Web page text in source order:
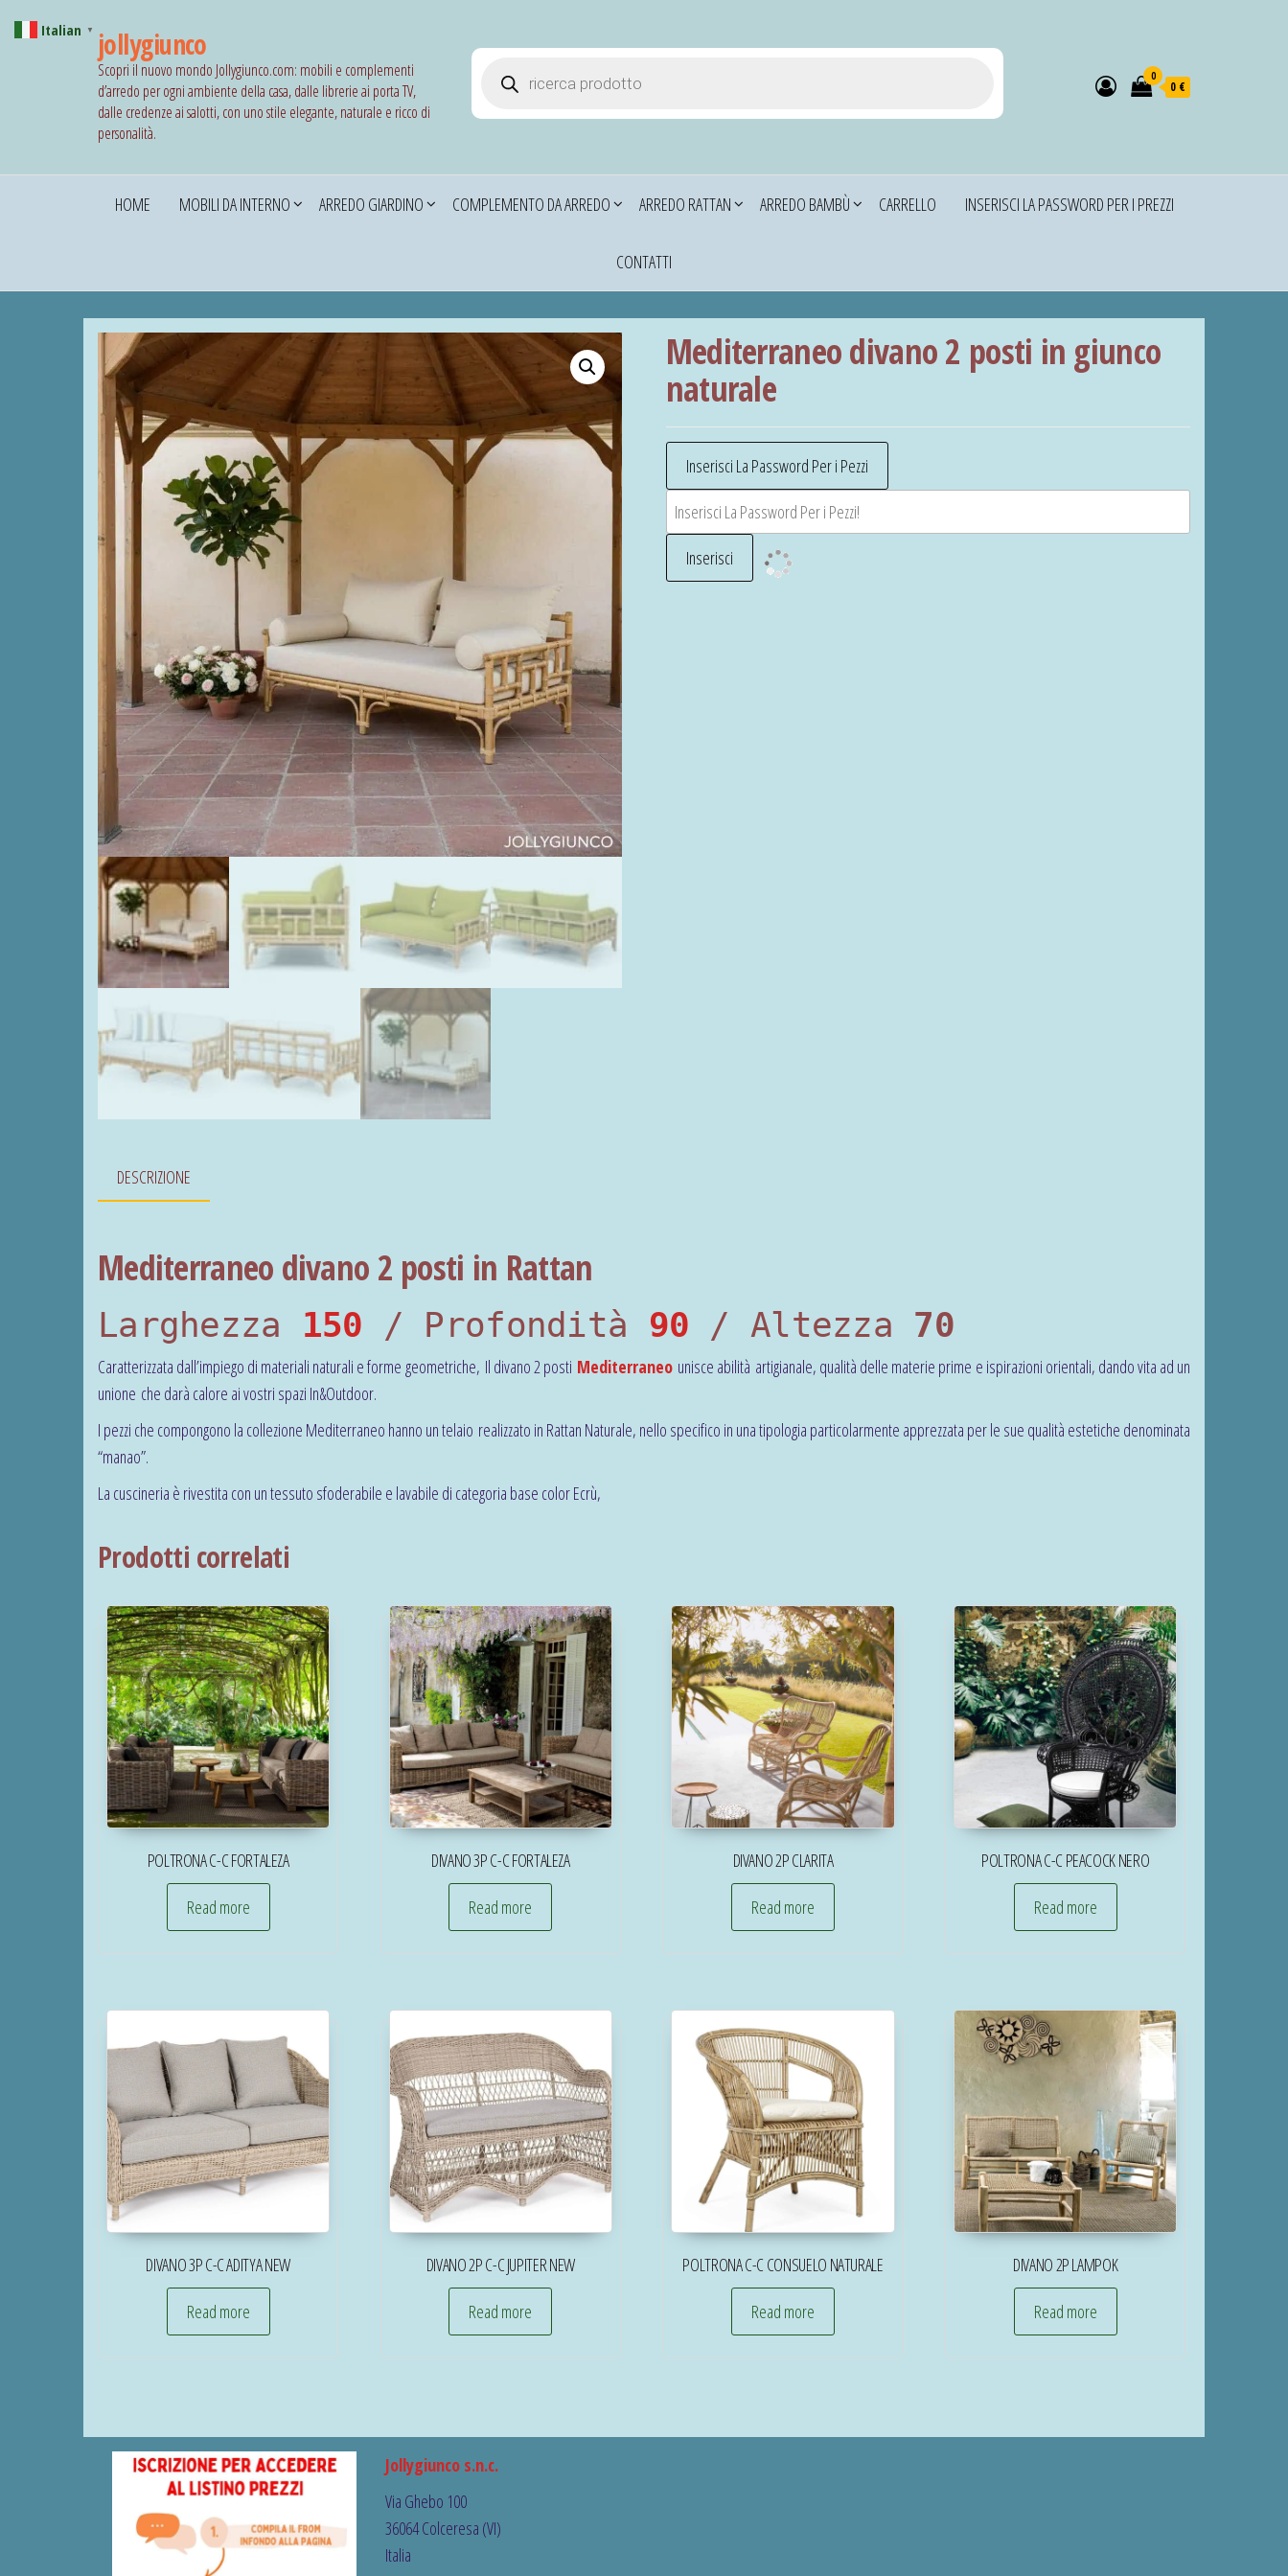
jollygiunco
Scopri il nuovo mondo Jollygiunco.com: mobili e complementi
d’arredo per ogni ambiente della casa, dalle librerie ai porta TV,
dalle credenze ai salotti, con uno stile elegante, naturale e ricco di
personalità.
0
0 €
HOME MOBILI DA INTERNO ARREDO GIARDINO COMPLEMENTO DA ARREDO ARREDO RATTAN ARREDO BAMBÙ CARRELLO INSERISCI LA PASSWORD PER I PREZZI
CONTATTI
Mediterraneo divano 2 posti in giunco
naturale
DESCRIZIONE
Mediterraneo divano 2 posti in Rattan
Larghezza 150 / Profondità 90 / Altezza 70
Caratterizzata dall’impiego di materiali naturali e forme geometriche, Il divano 2 posti Mediterraneounisce abilità artigianale, qualità delle materie prime e ispirazioni orientali, dando vita ad un
unione che darà calore ai vostri spazi In&Outdoor.
I pezzi che compongono la collezione Mediterraneo hanno un telaio realizzato in Rattan Naturale, nello specifico in una tipologia particolarmente apprezzata per le sue qualità estetiche denominata
“manao”.
La cuscineria è rivestita con un tessuto sfoderabile e lavabile di categoria base color Ecrù,
Prodotti correlati
POLTRONA C-C FORTALEZA
Read more
DIVANO 3P C-C FORTALEZA
Read more
DIVANO 2P CLARITA
Read more
POLTRONA C-C PEACOCK NERO
Read more
DIVANO 3P C-C ADITYA NEW
Read more
DIVANO 2P C-C JUPITER NEW
Read more
POLTRONA C-C CONSUELO NATURALE
Read more
DIVANO 2P LAMPOK
Read more
Jollygiunco s.n.c.
Via Ghebo 100
36064 Colceresa (VI)
Italia
Italian ▼